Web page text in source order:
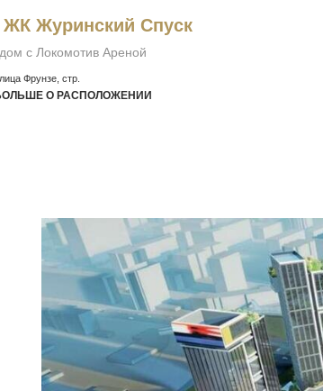
О РАСПОЛОЖЕНИИ
Фрунзе, стр.
с Локомотив Ареной
Журинский Спуск